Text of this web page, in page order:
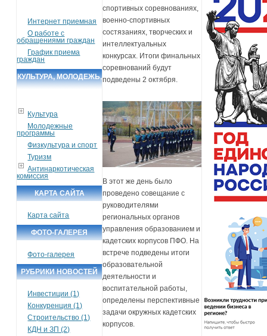
Интернет приемная
О работе с
обращениями граждан
График приема
граждан
КУЛЬТУРА, МОЛОДЕЖЬ,
Культура
Молодежные
программы
Физкультура и спорт
Туризм
Антинаркотическая
комиссия
КАРТА САЙТА
Карта сайта
ФОТО-ГАЛЕРЕЯ
Фото-галерея
РУБРИКИ НОВОСТЕЙ
Инвестиции (1)
Конкуренция (1)
Строительство (1)
КДН и ЗП (2)
спортивных соревнованиях,
военно-спортивных
состязаниях, творческих и
интеллектуальных
конкурсах. Итоги финальных
соревнований будут
подведены 2 октября.
В этот же день было
проведено совещание с
руководителями
региональных органов
управления образованием и
кадетских корпусов ПФО. На
встрече подведены итоги
образовательной
деятельности и
воспитательной работы,
определены перспективные
задачи окружных кадетских
корпусов.